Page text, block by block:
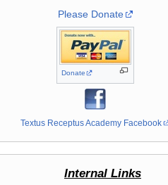
Please Donate
Donate
Textus Receptus Academy Facebook
Internal Links